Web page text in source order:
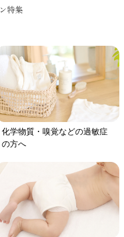
特集
化学物質・嗅覚などの過敏症
の方へ